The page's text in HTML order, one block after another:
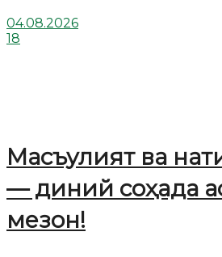
04.08.2026
18
Масъулият ва
— диний соҳада
мезон!